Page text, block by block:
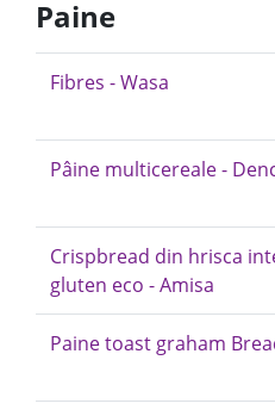
Paine
Fibres - Wasa
Pâine multicereale -
Crispbread din hrisca
gluten eco - Amisa
Paine toast graham